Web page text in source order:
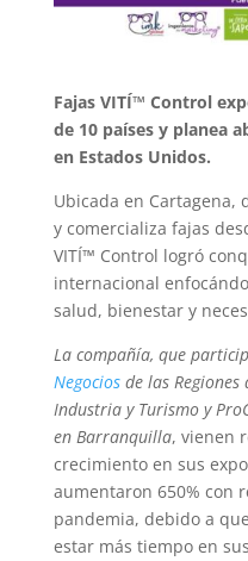
Fajas VITÍ™️ Control
de 10 países y planea
en Estados Unidos.
Ubicada en Cartagena,
y comercializa fajas
VITÍ™️ Control logró
internacional
salud, bienestar y
La compañía, que
Negociosde las Regiones
Industria y Turismo y
en Barranquilla, vienen
crecimiento en sus
aumentaron 650% con
pandemia, debido a
estar más tiempo en